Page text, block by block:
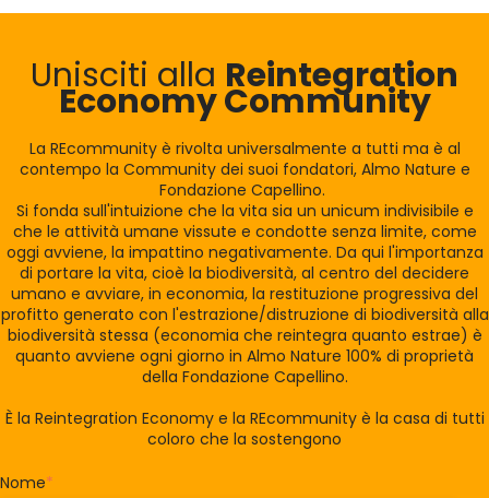
Unisciti alla Reintegration
Economy Community
La REcommunity è rivolta universalmente a tutti ma è al
contempo la Community dei suoi fondatori, Almo Nature e
Fondazione Capellino.
Si fonda sull'intuizione che la vita sia un unicum indivisibile e
che le attività umane vissute e condotte senza limite, come
oggi avviene, la impattino negativamente. Da qui l'importanza
di portare la vita, cioè la biodiversità, al centro del decidere
umano e avviare, in economia, la restituzione progressiva del
profitto generato con l'estrazione/distruzione di biodiversità alla
biodiversità stessa (economia che reintegra quanto estrae) è
quanto avviene ogni giorno in Almo Nature 100% di proprietà
della Fondazione Capellino.
È la Reintegration Economy e la REcommunity è la casa di tutti
coloro che la sostengono
Nome*